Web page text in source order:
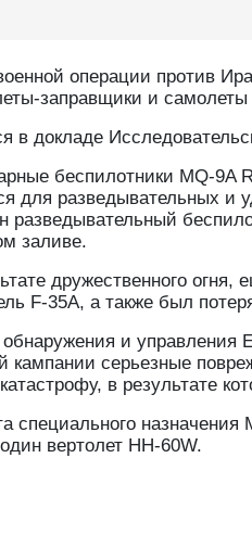
операции против
заправщики и самолеты
в докладе
беспилотники MQ-
для разведывательных и
разведывательный
заливе.
дружественного
F-35A, а также был
и
кампании серьезные
в результате
специального
вертолет HH-60W.